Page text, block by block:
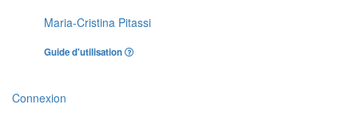
Maria-Cristina Pitassi
Guide d'utilisation
Connexion